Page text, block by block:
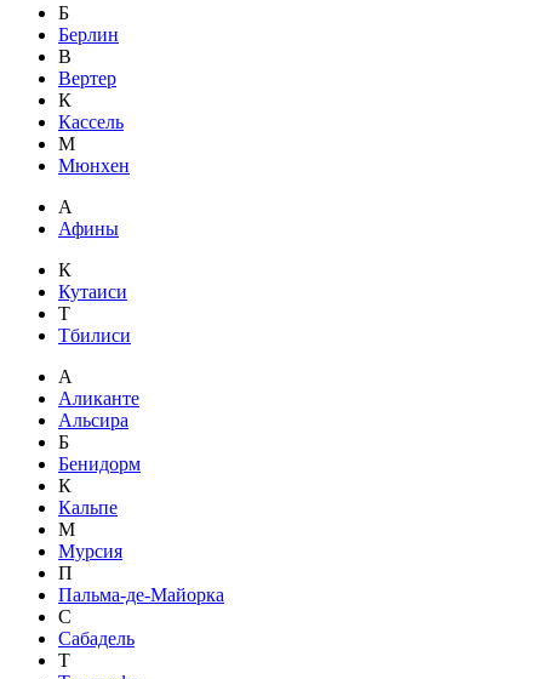
Б
Берлин
В
Вертер
К
Кассель
М
Мюнхен
А
Афины
К
Кутаиси
Т
Тбилиси
А
Аликанте
Альсира
Б
Бенидорм
К
Кальпе
М
Мурсия
П
Пальма-де-Майорка
С
Сабадель
Т